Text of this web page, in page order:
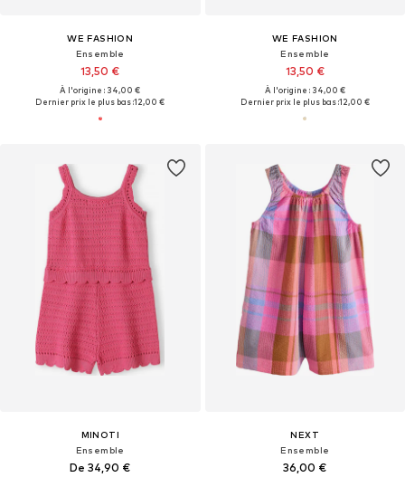
WE FASHION
Ensemble
13,50 €
À l'origine : 34,00 €
Dernier prix le plus bas :12,00 €
WE FASHION
Ensemble
13,50 €
À l'origine : 34,00 €
Dernier prix le plus bas :12,00 €
MINOTI
Ensemble
De 34,90 €
NEXT
Ensemble
36,00 €